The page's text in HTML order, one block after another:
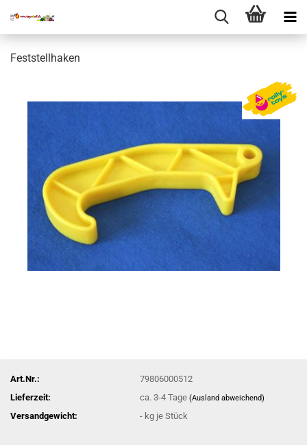
Feststellhaken
Art.Nr.:
79806000512
Lieferzeit:
ca. 3-4 Tage(Ausland abweichend)
Versandgewicht: - kg je Stück